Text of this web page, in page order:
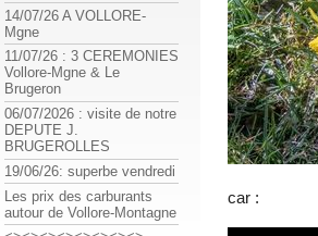
car :
14/07/26 A VOLLORE-
Mgne
11/07/26 : 3 CEREMONIES
Vollore-Mgne & Le
Brugeron
06/07/2026 : visite de notre
DEPUTE J.
BRUGEROLLES
19/06/26: superbe vendredi
Les prix des carburants
autour de Vollore-Montagne